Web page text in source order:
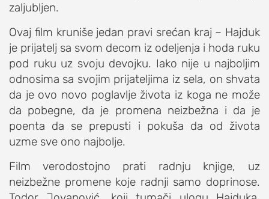
zaljubljen.
Ovaj film kruniše jedan pravi srećan kraj – Hajduk
je prijatelj sa svom decom iz odeljenja i hoda ruku
pod ruku uz svoju devojku. Iako nije u najboljim
odnosima sa svojim prijateljima iz sela, on shvata
da je ovo novo poglavlje života iz koga ne može
da pobegne, da je promena neizbežna i da je
poenta da se prepusti i pokuša da od života
uzme sve ono najbolje.
Film verodostojno prati radnju knjige, uz
neizbežne promene koje radnji samo doprinose.